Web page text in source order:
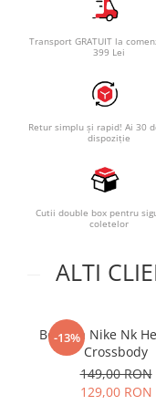
Transport GRATUIT la
399 Lei
Retur simplu și rapid! Ai 30
dispoziție
Cutii double box pentru
coletelor
ALTI
-13%
Borseta Nike Nk
Crossbody
149,00 RON
129,00 RON